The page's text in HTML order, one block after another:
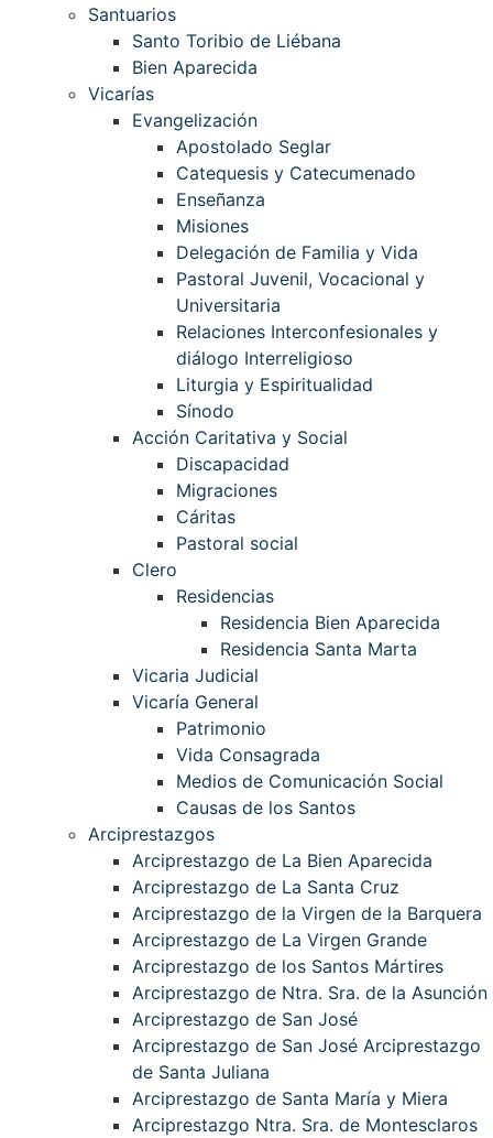
Santuarios
Santo Toribio de Liébana
Bien Aparecida
Vicarías
Evangelización
Apostolado Seglar
Catequesis y Catecumenado
Enseñanza
Misiones
Delegación de Familia y Vida
Pastoral Juvenil, Vocacional y
Universitaria
Relaciones Interconfesionales y
diálogo Interreligioso
Liturgia y Espiritualidad
Sínodo
Acción Caritativa y Social
Discapacidad
Migraciones
Cáritas
Pastoral social
Clero
Residencias
Residencia Bien Aparecida
Residencia Santa Marta
Vicaria Judicial
Vicaría General
Patrimonio
Vida Consagrada
Medios de Comunicación Social
Causas de los Santos
Arciprestazgos
Arciprestazgo de La Bien Aparecida
Arciprestazgo de La Santa Cruz
Arciprestazgo de la Virgen de la Barquera
Arciprestazgo de La Virgen Grande
Arciprestazgo de los Santos Mártires
Arciprestazgo de Ntra. Sra. de la Asunción
Arciprestazgo de San José
Arciprestazgo de San José Arciprestazgo
de Santa Juliana
Arciprestazgo de Santa María y Miera
Arciprestazgo Ntra. Sra. de Montesclaros